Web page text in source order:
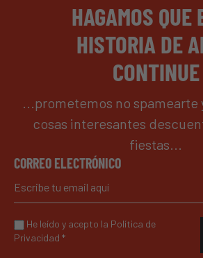
HAGAMOS QUE
HISTORIA DE
CONTINUE
...prometemos no
cosas interesantes
fiestas...
CORREO ELECTRÓNICO
He leído y acepto la Política de
Privacidad *